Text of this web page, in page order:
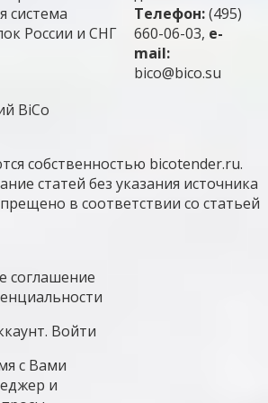
система
России и СНГ
Телефон:(495)
660-06-03, e-
mail:
bico@bico.su
BiCo
собственностью bicotender.ru.
статей без указания источника
в соответствии со статьей
соглашение
Войти
с Вами
и